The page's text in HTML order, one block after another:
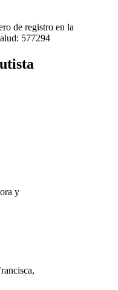
de registro en la
577294
y